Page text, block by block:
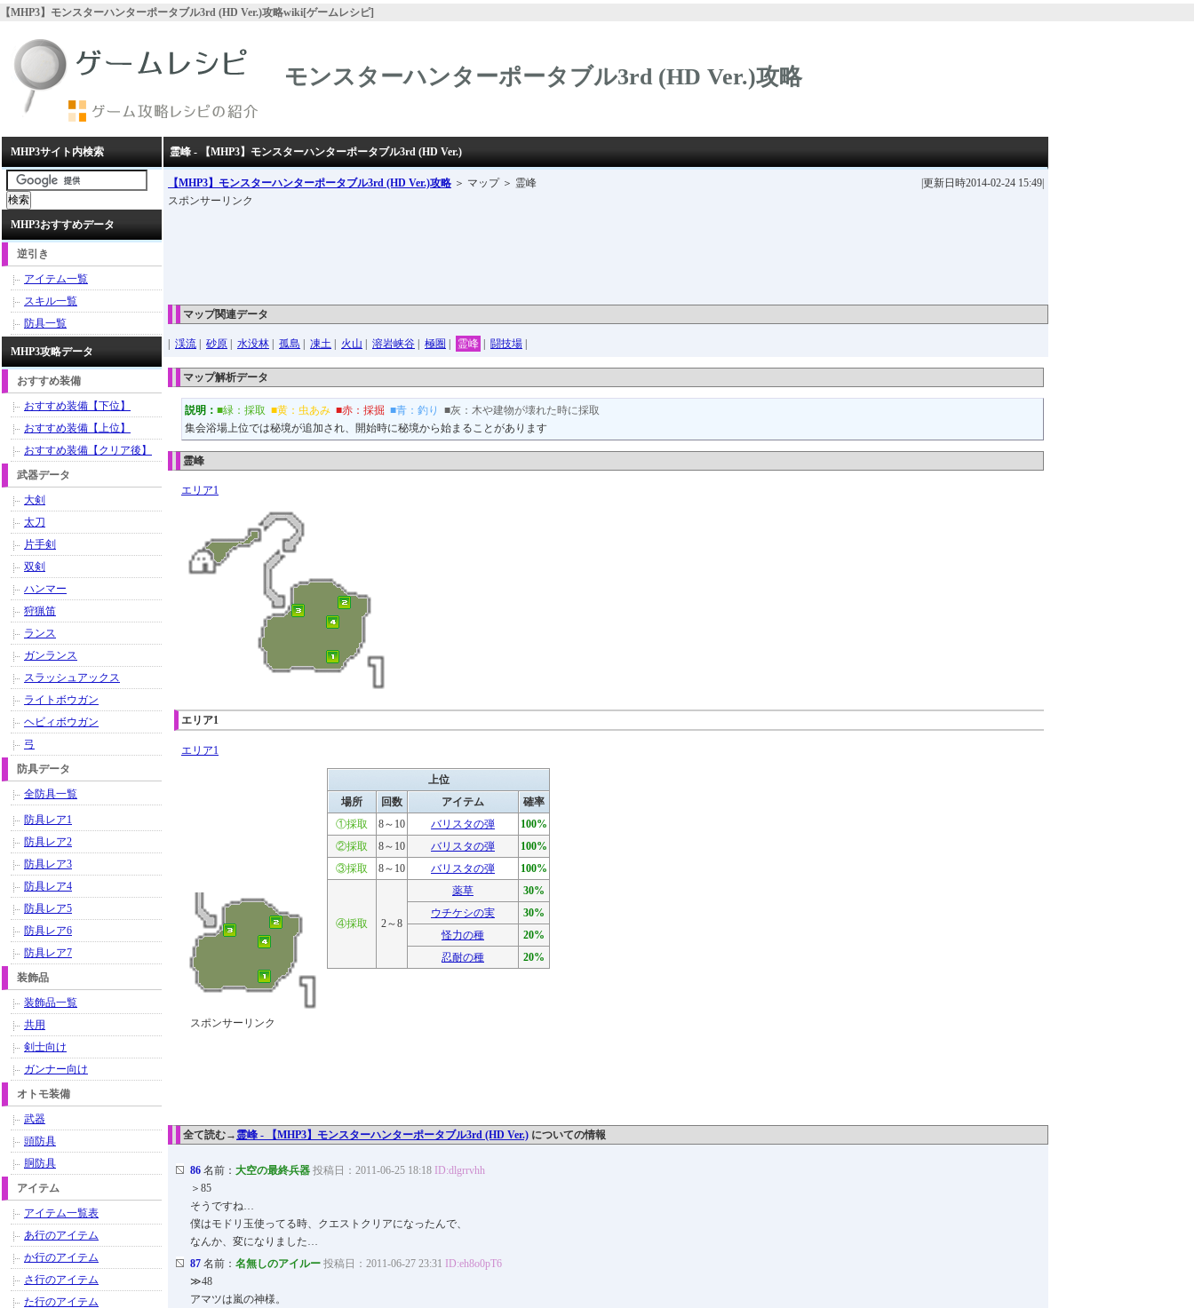
【MHP3】モンスターハンターポータブル3rd (HD Ver.)攻略wiki[ゲームレシピ]
モンスターハンターポータブル3rd (HD Ver.)攻略
霊峰 - 【MHP3】モンスターハンターポータブル3rd (HD Ver.)
【MHP3】モンスターハンターポータブル3rd (HD Ver.)攻略 ＞ マップ ＞ 霊峰
|更新日時2014-02-24 15:49|
スポンサーリンク
マップ関連データ
渓流 砂原 水没林 孤島 凍土 火山 溶岩峡谷 極圏 霊峰 闘技場
マップ解析データ
説明： ■緑：採取 ■黄：虫あみ ■赤：採掘 ■青：釣り
■灰：木や建物が壊れた時に採取
集会浴場上位では秘境が追加され、開始時に秘境から始まることがあります
霊峰
エリア1
エリア1
エリア1
上位
場所
回数 アイテム
確率
①採取
8～10 バリスタの弾
100%
②採取
8～10 バリスタの弾
100%
③採取
8～10 バリスタの弾 100%
④採取 2～8
薬草
30%
ウチケシの実
30%
怪力の種
20%
忍耐の種
20%
スポンサーリンク
全て読む→ 霊峰 - 【MHP3】モンスターハンターポータブル3rd (HD Ver.) についての情報
86 名前： 大空の最終兵器 投稿日：2011-06-25 18:18 ID:dlgrrvhh
＞85
そうですね…
僕はモドリ玉使ってる時、クエストクリアになったんで、
なんか、変になりました…
87 名前： 名無しのアイルー 投稿日：2011-06-27 23:31 ID:eh8o0pT6
≫48
アマツは嵐の神様。
MHP3サイト内検索
MHP3おすすめデータ
逆引き
アイテム一覧
スキル一覧
防具一覧
MHP3攻略データ
おすすめ装備
おすすめ装備【下位】
おすすめ装備【上位】
おすすめ装備【クリア後】
武器データ
大剣
太刀
片手剣
双剣
ハンマー
狩猟笛
ランス
ガンランス
スラッシュアックス
ライトボウガン
ヘビィボウガン
弓
防具データ
全防具一覧
防具レア1
防具レア2
防具レア3
防具レア4
防具レア5
防具レア6
防具レア7
装飾品
装飾品一覧
共用
剣士向け
ガンナー向け
オトモ装備
武器
頭防具
胴防具
アイテム
アイテム一覧表
あ行のアイテム
か行のアイテム
さ行のアイテム
た行のアイテム